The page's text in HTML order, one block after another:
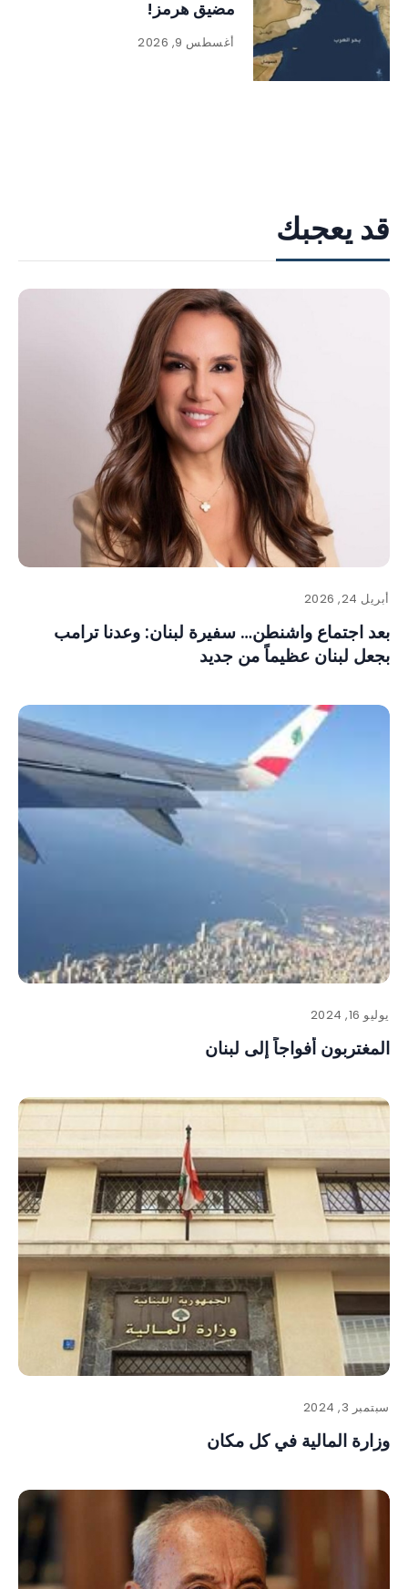
مضيق هرمز!
أغسطس 9, 2026
قد يعجبك
أبريل 24, 2026
بعد اجتماع واشنطن… سفيرة لبنان: وعدنا ترامب
بجعل لبنان عظيماً من جديد
يوليو 16, 2024
المغتربون أفواجاً إلى لبنان
سبتمبر 3, 2024
وزارة المالية في كل مكان